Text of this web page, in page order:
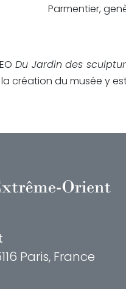
Parmentier,
Du Jardin des
création du musée y
Paris, France